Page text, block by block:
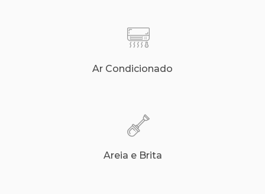
Ar Condicionado
Areia e Brita